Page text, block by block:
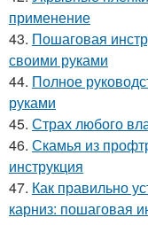
применение
43. Пошаговая
своими руками
44. Полное
руками
45. Страх любого
46. Скамья из
инструкция
47. Как правильно
карниз: пошаговая